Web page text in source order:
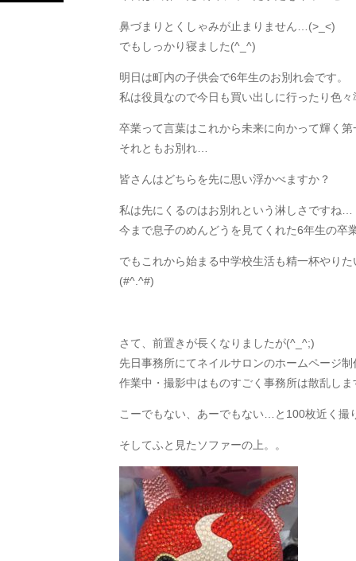
鼻づまりとくしゃみが止まりません…(>_<)
でもしっかり寝ました(^_^)
明日は町内の子供会で6年生のお別れ会です。
私は役員なので今日も買い出しに行ったり色
卒業って言葉はこれから未来に向かって輝く
それともお別れ…
皆さんはどちらを先に思い浮かべますか？
私は先にくるのはお別れという淋しさですね…
今まで息子のめんどうを見てくれた6年生の卒
でもこれから始まる中学校生活も精一杯やり
(#^.^#)
さて、前置きが長くなりましたが(^_^;)
先日事務所にてネイルサロンのホームページ
作業中・撮影中はものすごく事務所は散乱し
こーでもない、あーでもない…と100枚近く撮
そしてふと見たソファーの上。。